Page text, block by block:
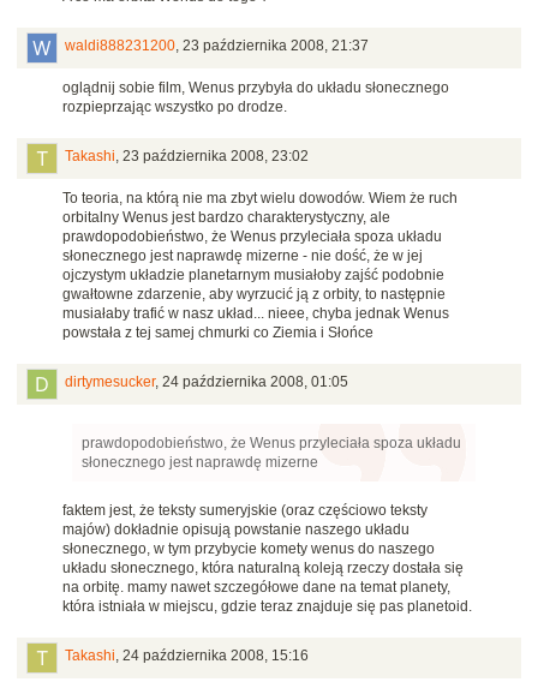
waldi888231200, 23 października 2008, 21:37
oglądnij sobie film, Wenus przybyła do układu słonecznego
rozpieprzając wszystko po drodze.
Takashi, 23 października 2008, 23:02
To teoria, na którą nie ma zbyt wielu dowodów. Wiem że ruch
orbitalny Wenus jest bardzo charakterystyczny, ale
prawdopodobieństwo, że Wenus przyleciała spoza układu
słonecznego jest naprawdę mizerne - nie dość, że w jej
ojczystym układzie planetarnym musiałoby zajść podobnie
gwałtowne zdarzenie, aby wyrzucić ją z orbity, to następnie
musiałaby trafić w nasz układ... nieee, chyba jednak Wenus
powstała z tej samej chmurki co Ziemia i Słońce
dirtymesucker, 24 października 2008, 01:05
prawdopodobieństwo, że Wenus przyleciała spoza układu
słonecznego jest naprawdę mizerne
faktem jest, że teksty sumeryjskie (oraz częściowo teksty
majów) dokładnie opisują powstanie naszego układu
słonecznego, w tym przybycie komety wenus do naszego
układu słonecznego, która naturalną koleją rzeczy dostała się
na orbitę. mamy nawet szczegółowe dane na temat planety,
która istniała w miejscu, gdzie teraz znajduje się pas planetoid.
Takashi, 24 października 2008, 15:16